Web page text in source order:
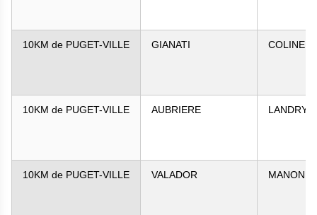
10KM de PUGET-VILLE GIANATI COLINE
10KM de PUGET-VILLE AUBRIERE LANDRY
10KM de PUGET-VILLE VALADOR MANON